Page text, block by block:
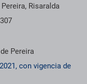
Risaralda
Pereira
con vigencia de